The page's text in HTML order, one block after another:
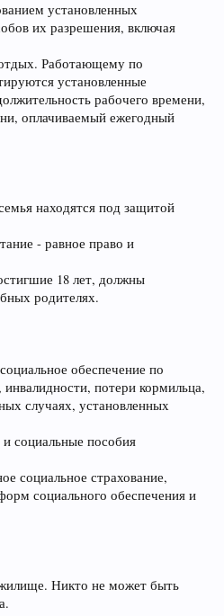
установленных
их разрешения, включая
Работающему по
установленные
рабочего времени,
оплачиваемый ежегодный
находятся под защитой
- равное право и
18 лет, должны
родителях.
обеспечение по
инвалидности, потери кормильца,
случаях, установленных
социальные пособия
социальное страхование,
социального обеспечения и
Никто не может быть